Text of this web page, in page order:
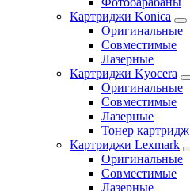
Картриджи Konica
Оригинальные
Совместимые
Лазерные
Картриджи Kyocera
Оригинальные
Совместимые
Лазерные
Тонер картридж
Картриджи Lexmark
Оригинальные
Совместимые
Лазерные